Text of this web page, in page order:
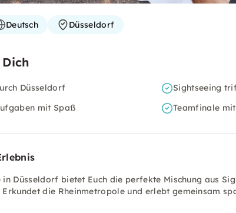
Deutsch Düsseldorf
Düsseldorf
Sightseeing
mit Spaß
Teamfinale
in Düsseldorf bietet Euch die perfekte Mischung aus
die Rheinmetropole und erlebt gemeinsam